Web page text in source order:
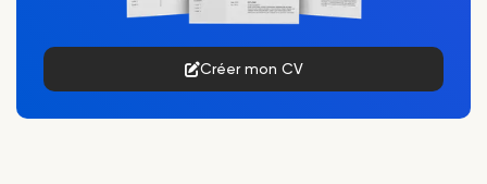
Créer mon CV